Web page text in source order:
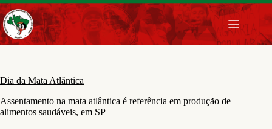
Pular
para
o
conteúdo
Dia da Mata Atlântica
Assentamento na mata atlântica é referência em produção de
alimentos saudáveis, em SP